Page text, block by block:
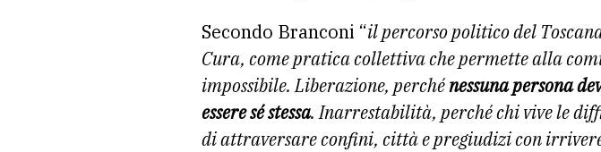
Secondo Branconi “il percorso politico del
Cura, come pratica collettiva che permette alla
impossibile. Liberazione, perchénessuna persona
essere sé stessa. Inarrestabilità, perché chi vive le
di attraversare confini, città e pregiudizi con